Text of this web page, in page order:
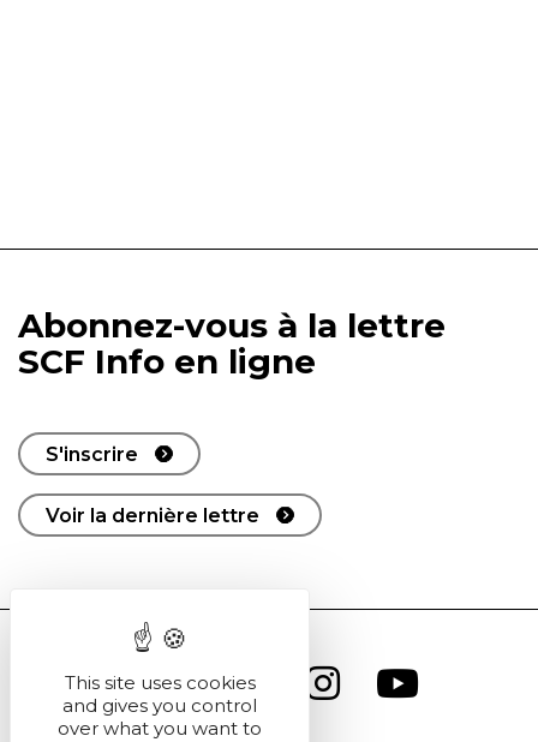
Abonnez-vous à la lettre
SCF Info en ligne
S'inscrire
Voir la dernière lettre
This site uses cookies
and gives you control
over what you want to